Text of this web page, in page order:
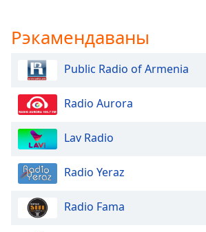
Color
Opacity
Text
Background
Color
Opacity
Рэкамендаваны
Public Radio of Armenia
Radio Aurora
Lav Radio
Radio Yeraz
Radio Fama